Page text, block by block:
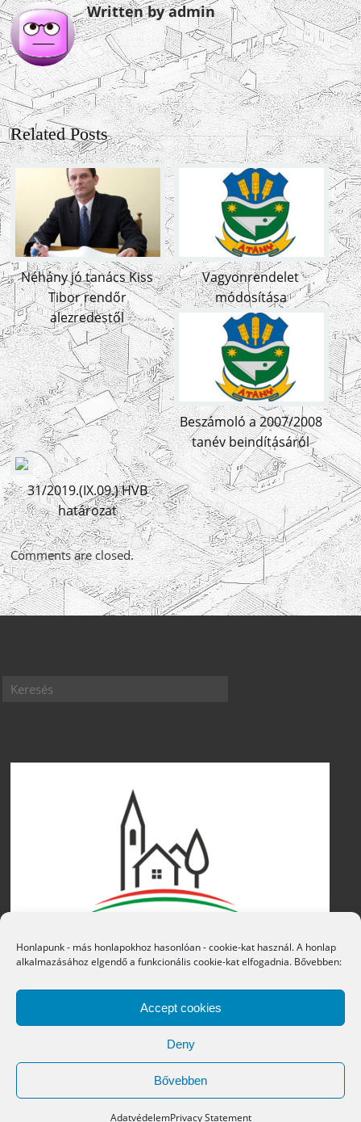
Honlapunk - más honlapokhoz hasonlóan - cookie-kat használ. A honlap
alkalmazásához elgendő a funkcionális cookie-kat elfogadnia. Bővebben:
Accept cookies
Deny
Bővebben
AdatvédelemPrivacy Statement
Written by admin
Related Posts
Néhány jó tanács Kiss
Tibor rendőr
alezredestől
Vagyonrendelet
módosítása
Beszámoló a 2007/2008
tanév beindításáról
31/2019.(IX.09.) HVB
határozat
Comments are closed.